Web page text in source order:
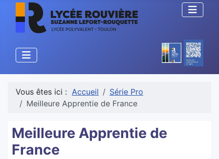
Vous êtes ici : Accueil
Série Pro
Meilleure Apprentie de France
Meilleure Apprentie de
France